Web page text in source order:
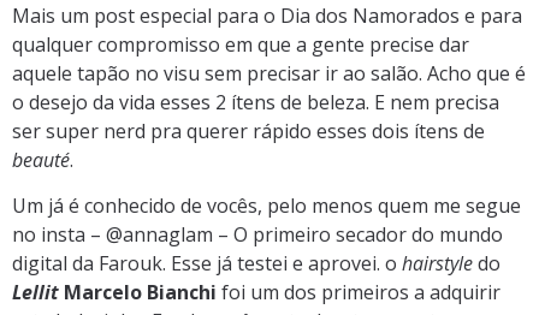
Mais um post especial para o Dia dos Namorados e para
qualquer compromisso em que a gente precise dar
aquele tapão no visu sem precisar ir ao salão. Acho que é
o desejo da vida esses 2 ítens de beleza. E nem precisa
ser super nerd pra querer rápido esses dois ítens de
beauté.
Um já é conhecido de vocês, pelo menos quem me segue
no insta – @annaglam – O primeiro secador do mundo
digital da Farouk. Esse já testei e aprovei. o hairstyledo
Lellit Marcelo Bianchi foi um dos primeiros a adquirir